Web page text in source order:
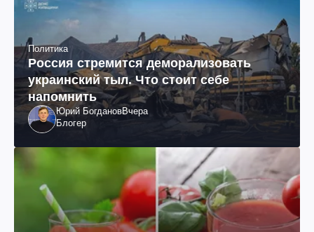
Политика
Россия стремится деморализовать
украинский тыл. Что стоит себе
напомнить
Юрий БогдановВчера
Блогер